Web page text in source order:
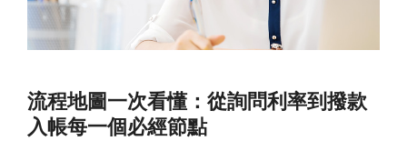
流程地圖一次看懂：從詢問利率到撥款
入帳每一個必經節點